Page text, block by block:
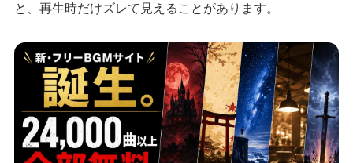
と、再生時だけズレて見えることがあります。